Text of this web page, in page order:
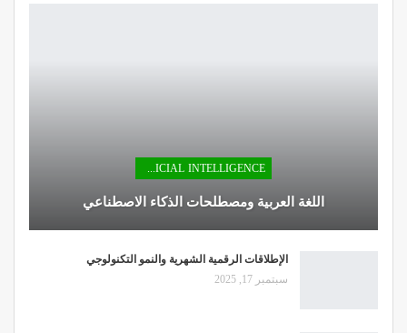
ARTIFICIAL INTELLIGENCE
اللغة العربية ومصطلحات الذكاء الاصطناعي
الإطلاقات الرقمية الشهرية والنمو التكنولوجي
سبتمبر 17, 2025